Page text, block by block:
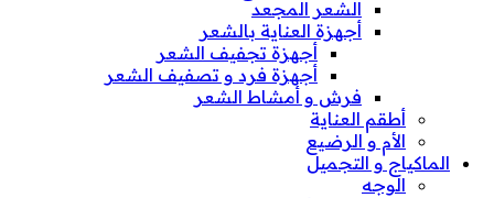
الشعر المجعد
أجهزة العناية بالشعر
أجهزة تجفيف الشعر
أجهزة فرد و تصفيف الشعر
فرش و أمشاط الشعر
أطقم العناية
الأم و الرضيع
الماكياج و التجميل
الوجه